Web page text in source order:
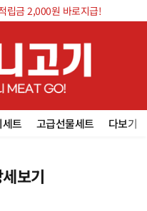
립금 2,000원 바로지급!
트 고급선물세트 다보기
보기